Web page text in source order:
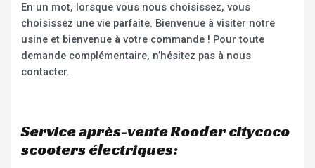
En un mot, lorsque vous nous choisissez, vous
choisissez une vie parfaite. Bienvenue à visiter notre
usine et bienvenue à votre commande ! Pour toute
demande complémentaire, n’hésitez pas à nous
contacter.
Service après-vente Rooder citycoco
scooters électriques: